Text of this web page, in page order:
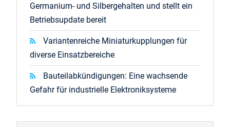
Germanium- und Silbergehalten und stellt ein
Betriebsupdate bereit
Variantenreiche Miniaturkupplungen für
diverse Einsatzbereiche
Bauteilabkündigungen: Eine wachsende
Gefahr für industrielle Elektroniksysteme